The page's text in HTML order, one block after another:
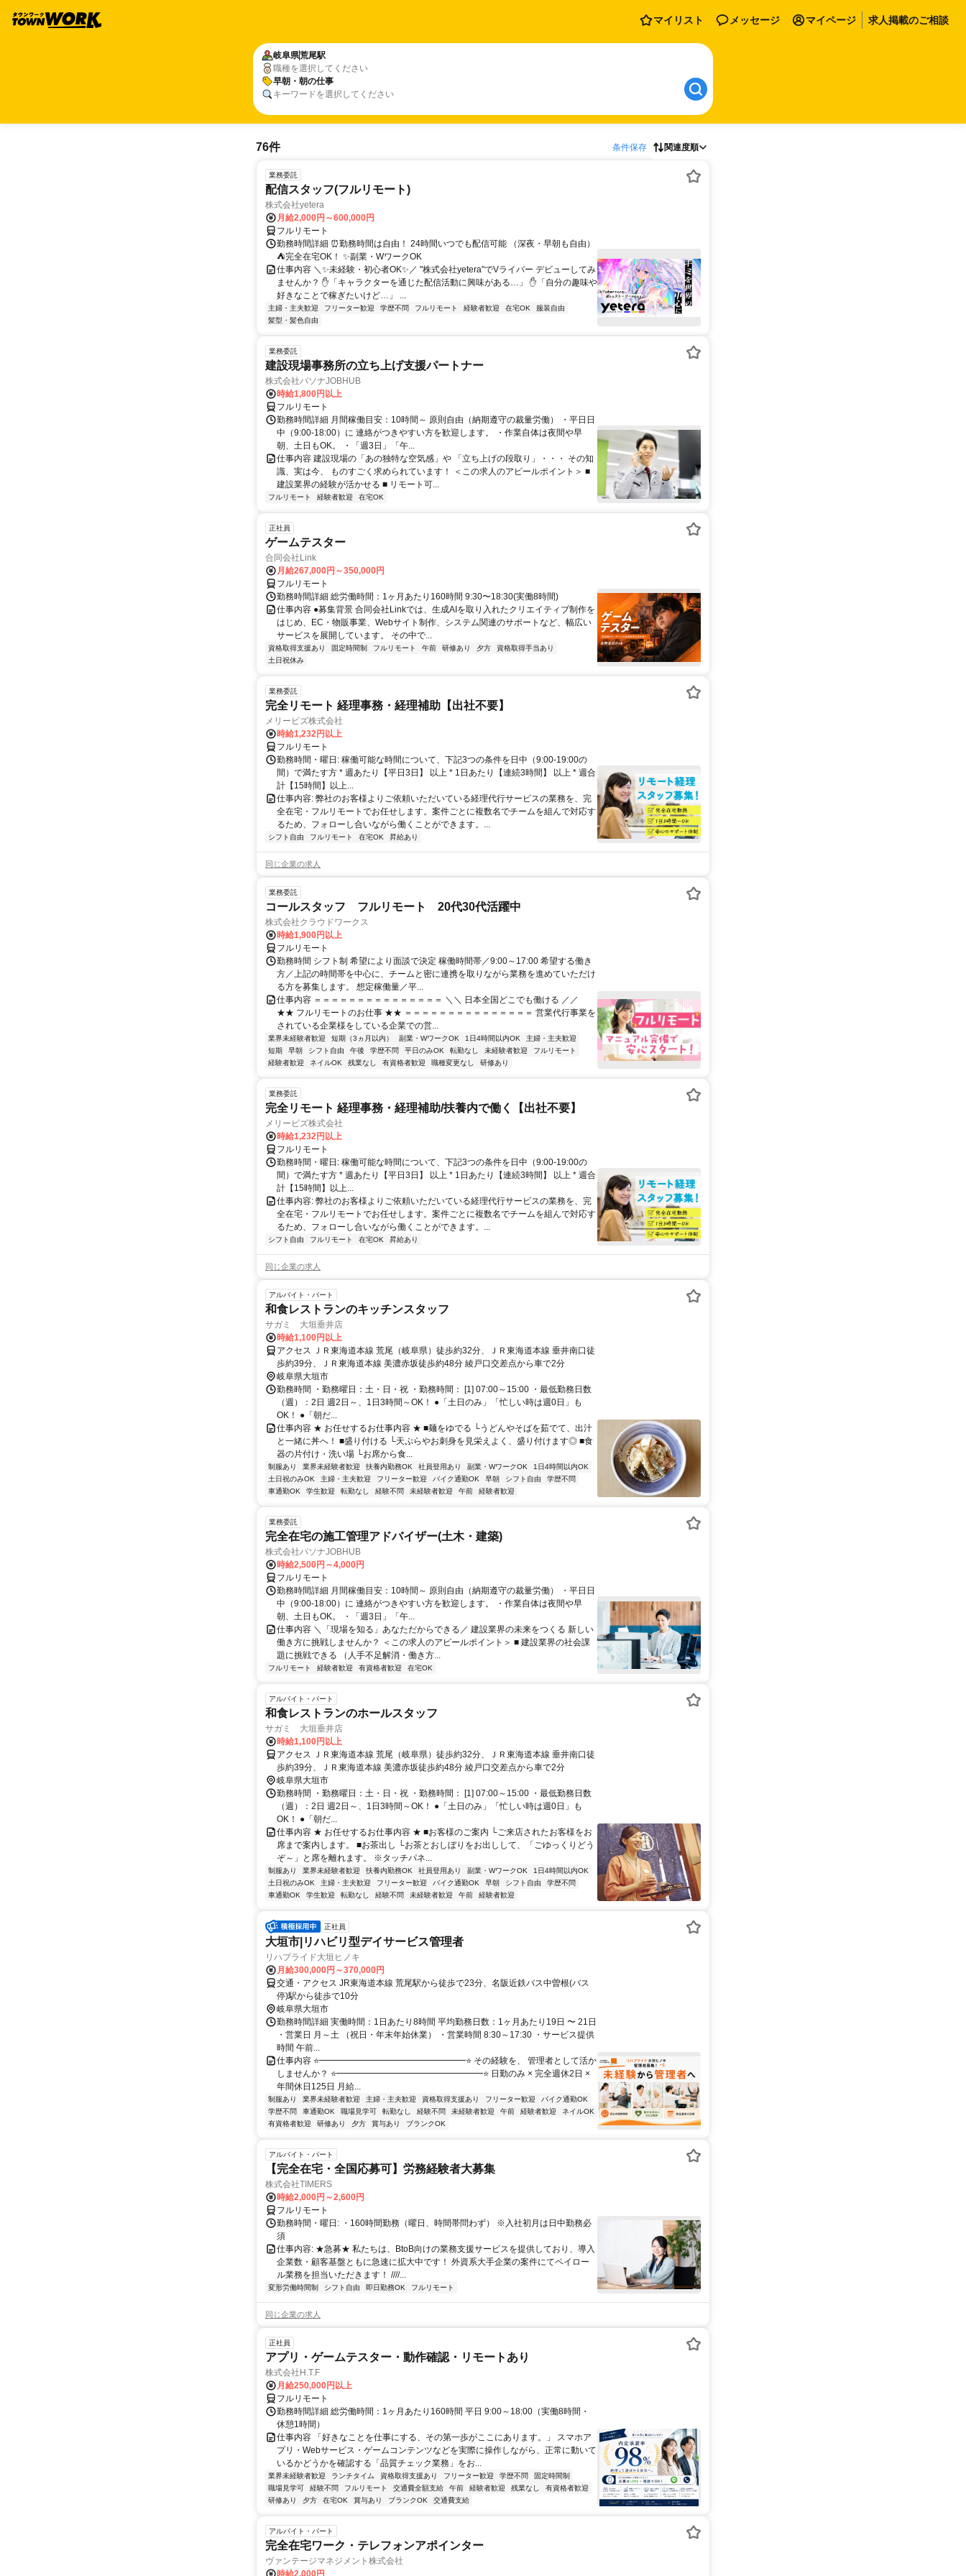
マイリスト メッセージ マイページ 求人掲載のご相談
岐阜県荒尾駅
職種を選択してください
早朝・朝の仕事
キーワードを選択してください
76件 条件保存 関連度順
業務委託
配信スタッフ(フルリモート)
株式会社yetera
月給2,000円～600,000円
フルリモート
勤務時間詳細 ⏰勤務時間は自由！ 24時間いつでも配信可能 （深夜・早朝も自由）
⛺完全在宅OK！ ✨副業・WワークOK
仕事内容 ＼✨未経験・初心者OK✨／ "株式会社yetera"でVライバー デビューしてみ
ませんか？ ✋「キャラクターを通じた配信活動に興味がある…」 ✋「自分の趣味や
好きなことで稼ぎたいけど…」 ...
主婦・主夫歓迎 フリーター歓迎 学歴不問 フルリモート 経験者歓迎 在宅OK
服装自由
髪型・髪色自由
業務委託
建設現場事務所の立ち上げ支援パートナー
株式会社パソナJOBHUB
時給1,800円以上
フルリモート
勤務時間詳細 月間稼働目安：10時間～ 原則自由（納期遵守の裁量労働） ・平日日
中（9:00-18:00）に 連絡がつきやすい方を歓迎します。 ・作業自体は夜間や早
朝、土日もOK。 ・「週3日」「午...
仕事内容 建設現場の「あの独特な空気感」や 「立ち上げの段取り」・・・ その知
識、実は今、 ものすごく求められています！ ＜この求人のアピールポイント＞ ■
建設業界の経験が活かせる ■ リモート可...
フルリモート 経験者歓迎 在宅OK
正社員
ゲームテスター
合同会社Link
月給267,000円～350,000円
フルリモート
勤務時間詳細 総労働時間：1ヶ月あたり160時間 9:30〜18:30(実働8時間)
仕事内容 ●募集背景 合同会社Linkでは、生成AIを取り入れたクリエイティブ制作を
はじめ、EC・物販事業、Webサイト制作、システム関連のサポートなど、幅広い
サービスを展開しています。 その中で...
資格取得支援あり 固定時間制 フルリモート 午前 研修あり 夕方
資格取得手当あり
土日祝休み
業務委託
完全リモート 経理事務・経理補助【出社不要】
メリービズ株式会社
時給1,232円以上
フルリモート
勤務時間・曜日: 稼働可能な時間について、下記3つの条件を日中（9:00-19:00の
間）で満たす方 * 週あたり【平日3日】 以上 * 1日あたり【連続3時間】 以上 * 週合
計【15時間】以上...
仕事内容: 弊社のお客様よりご依頼いただいている経理代行サービスの業務を、完
全在宅・フルリモートでお任せします。案件ごとに複数名でチームを組んで対応す
るため、フォローし合いながら働くことができます。...
シフト自由 フルリモート 在宅OK 昇給あり
同じ企業の求人
業務委託
コールスタッフ フルリモート 20代30代活躍中
株式会社クラウドワークス
時給1,900円以上
フルリモート
勤務時間 シフト制 希望により面談で決定 稼働時間帯／9:00～17:00 希望する働き
方／上記の時間帯を中心に、チームと密に連携を取りながら業務を進めていただけ
る方を募集します。 想定稼働量／平...
仕事内容 ＝＝＝＝＝＝＝＝＝＝＝＝＝＝＝ ＼＼ 日本全国どこでも働ける ／／
★★ フルリモートのお仕事 ★★ ＝＝＝＝＝＝＝＝＝＝＝＝＝＝＝ 営業代行事業を
されている企業様をしている企業での営...
業界未経験者歓迎 短期（3ヵ月以内） 副業・WワークOK 1日4時間以内OK
主婦・主夫歓迎
短期
早朝 シフト自由 午後 学歴不問 平日のみOK 転勤なし 未経験者歓迎
フルリモート
経験者歓迎
ネイルOK 残業なし 有資格者歓迎 職種変更なし 研修あり
業務委託
完全リモート 経理事務・経理補助/扶養内で働く【出社不要】
メリービズ株式会社
時給1,232円以上
フルリモート
勤務時間・曜日: 稼働可能な時間について、下記3つの条件を日中（9:00-19:00の
間）で満たす方 * 週あたり【平日3日】 以上 * 1日あたり【連続3時間】 以上 * 週合
計【15時間】以上...
仕事内容: 弊社のお客様よりご依頼いただいている経理代行サービスの業務を、完
全在宅・フルリモートでお任せします。案件ごとに複数名でチームを組んで対応す
るため、フォローし合いながら働くことができます。...
シフト自由 フルリモート 在宅OK 昇給あり
同じ企業の求人
アルバイト・パート
和食レストランのキッチンスタッフ
サガミ 大垣垂井店
時給1,100円以上
アクセス ＪＲ東海道本線 荒尾（岐阜県）徒歩約32分、ＪＲ東海道本線 垂井南口徒
歩約39分、ＪＲ東海道本線 美濃赤坂徒歩約48分 綾戸口交差点から車で2分
岐阜県大垣市
勤務時間 ・勤務曜日：土・日・祝 ・勤務時間： [1] 07:00～15:00 ・最低勤務日数
（週）：2日 週2日～、1日3時間～OK！ ●「土日のみ」「忙しい時は週0日」も
OK！ ●「朝だ...
仕事内容 ★ お任せするお仕事内容 ★ ■麺をゆでる └うどんやそばを茹でて、出汁
と一緒に丼へ！ ■盛り付ける └天ぷらやお刺身を見栄えよく、盛り付けます◎ ■食
器の片付け・洗い場 └お席から食...
制服あり 業界未経験者歓迎 扶養内勤務OK 社員登用あり 副業・WワークOK
1日4時間以内OK
土日祝のみOK
主婦・主夫歓迎 フリーター歓迎 バイク通勤OK 早朝 シフト自由
学歴不問
車通勤OK
学生歓迎 転勤なし 経験不問 未経験者歓迎 午前 経験者歓迎
業務委託
完全在宅の施工管理アドバイザー(土木・建築)
株式会社パソナJOBHUB
時給2,500円～4,000円
フルリモート
勤務時間詳細 月間稼働目安：10時間～ 原則自由（納期遵守の裁量労働） ・平日日
中（9:00-18:00）に 連絡がつきやすい方を歓迎します。 ・作業自体は夜間や早
朝、土日もOK。 ・「週3日」「午...
仕事内容 ＼「現場を知る」あなただからできる／ 建設業界の未来をつくる 新しい
働き方に挑戦しませんか？ ＜この求人のアピールポイント＞ ■ 建設業界の社会課
題に挑戦できる （人手不足解消・働き方...
フルリモート 経験者歓迎 有資格者歓迎 在宅OK
アルバイト・パート
和食レストランのホールスタッフ
サガミ 大垣垂井店
時給1,100円以上
アクセス ＪＲ東海道本線 荒尾（岐阜県）徒歩約32分、ＪＲ東海道本線 垂井南口徒
歩約39分、ＪＲ東海道本線 美濃赤坂徒歩約48分 綾戸口交差点から車で2分
岐阜県大垣市
勤務時間 ・勤務曜日：土・日・祝 ・勤務時間： [1] 07:00～15:00 ・最低勤務日数
（週）：2日 週2日～、1日3時間～OK！ ●「土日のみ」「忙しい時は週0日」も
OK！ ●「朝だ...
仕事内容 ★ お任せするお仕事内容 ★ ■お客様のご案内 └ご来店されたお客様をお
席まで案内します。 ■お茶出し └お茶とおしぼりをお出しして、「ごゆっくりどう
ぞ～」と席を離れます。 ※タッチパネ...
制服あり 業界未経験者歓迎 扶養内勤務OK 社員登用あり 副業・WワークOK
1日4時間以内OK
土日祝のみOK
主婦・主夫歓迎 フリーター歓迎 バイク通勤OK 早朝 シフト自由
学歴不問
車通勤OK
学生歓迎 転勤なし 経験不問 未経験者歓迎 午前 経験者歓迎
正社員
大垣市|リハビリ型デイサービス管理者
リハプライド大垣ヒノキ
月給300,000円～370,000円
交通・アクセス JR東海道本線 荒尾駅から徒歩で23分、名阪近鉄バス中曽根(バス
停)駅から徒歩で10分
岐阜県大垣市
勤務時間詳細 実働時間：1日あたり8時間 平均勤務日数：1ヶ月あたり19日 〜 21日
・営業日 月～土 （祝日・年末年始休業） ・営業時間 8:30～17:30 ・サービス提供
時間 午前...
仕事内容 ⭐━━━━━━━━━━━━━━━━━⭐ その経験を、 管理者として活か
しませんか？ ⭐━━━━━━━━━━━━━━━━━⭐ 日勤のみ × 完全週休2日 ×
年間休日125日 月給...
制服あり 業界未経験者歓迎 主婦・主夫歓迎 資格取得支援あり フリーター歓迎
バイク通勤OK
学歴不問
車通勤OK 職場見学可 転勤なし 経験不問 未経験者歓迎 午前 経験者歓迎
ネイルOK
有資格者歓迎
研修あり 夕方 賞与あり ブランクOK
アルバイト・パート
【完全在宅・全国応募可】労務経験者大募集
株式会社TIMERS
時給2,000円～2,600円
フルリモート
勤務時間・曜日: ・160時間勤務（曜日、時間帯問わず） ※入社初月は日中勤務必
須
仕事内容: ★急募★ 私たちは、BtoB向けの業務支援サービスを提供しており、導入
企業数・顧客基盤ともに急速に拡大中です！ 外資系大手企業の案件にてペイロー
ル業務を担当いただきます！ ////...
変形労働時間制 シフト自由 即日勤務OK フルリモート
同じ企業の求人
正社員
アプリ・ゲームテスター・動作確認・リモートあり
株式会社H.T.F
月給250,000円以上
フルリモート
勤務時間詳細 総労働時間：1ヶ月あたり160時間 平日 9:00～18:00（実働8時間・
休憩1時間）
仕事内容 「好きなことを仕事にする、その第一歩がここにあります。」 スマホア
プリ・Webサービス・ゲームコンテンツなどを実際に操作しながら、正常に動いて
いるかどうかを確認する「品質チェック業務」をお...
業界未経験者歓迎 ランチタイム 資格取得支援あり フリーター歓迎 学歴不問
固定時間制
職場見学可
経験不問 フルリモート 交通費全額支給 午前 経験者歓迎 残業なし
有資格者歓迎
研修あり
夕方 在宅OK 賞与あり ブランクOK 交通費支給
アルバイト・パート
完全在宅ワーク・テレフォンアポインター
ヴァンテージマネジメント株式会社
時給2,000円